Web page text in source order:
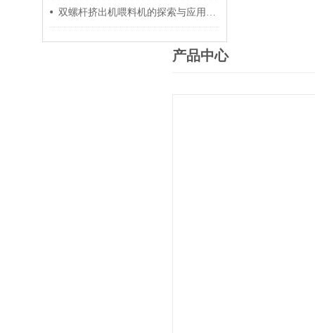
双螺杆挤出机喂料机的探索与应用展望
产品中心